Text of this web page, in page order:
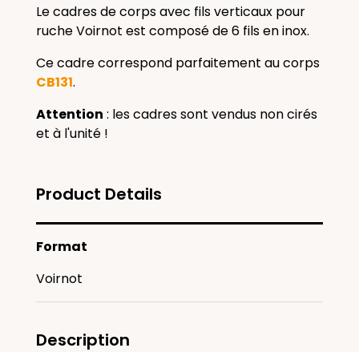
Le cadres de corps avec fils verticaux pour
ruche Voirnot est composé de 6 fils en inox.
Ce cadre correspond parfaitement au corps
CB131.
Attention : les cadres sont vendus non cirés
et à l'unité !
Product Details
Format
Voirnot
Description